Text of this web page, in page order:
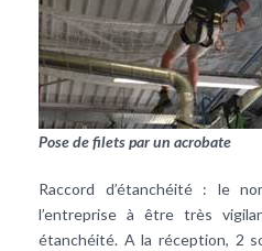
Pose de filets par un acrobate
Raccord d’étanchéité : le
l’entreprise à être très
étanchéité. A la réception, 2